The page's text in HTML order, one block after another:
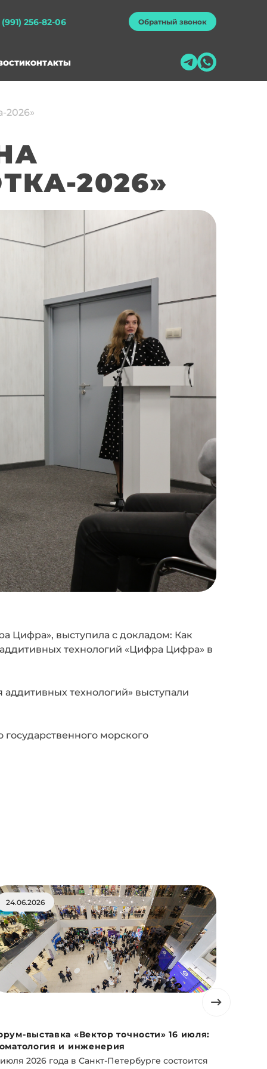
(991) 256-82-06 Обратный звонок
КОНТАКТЫ
2026»
2026»
Цифра», выступила с докладом: Как
технологий «Цифра Цифра» в
технологий» выступали
морского
24.06.2026
выставка «Вектор точности» 16 июля:
и инженерия
июля 2026 года в Санкт-Петербурге состоится